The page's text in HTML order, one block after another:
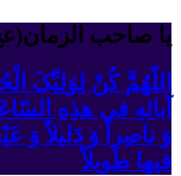
یا صاحب
اللّهُمَّ کُنْ لِوَلِیِّکَ
آبائِهِ فی هذِهِ
‏وَ ناصِراً وَ دَلیلاً وَ
فیها طَویلاً